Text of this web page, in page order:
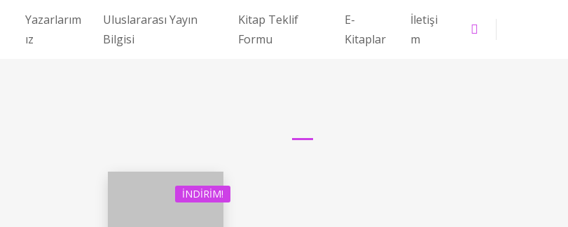
Yazarlarım
ız
Uluslararası Yayın
Bilgisi
Kitap Teklif
Formu
E-
Kitaplar
İletişi
m
İNDIRIM!